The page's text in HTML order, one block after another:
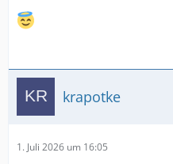
krapotke
1. Juli 2026 um 16:05